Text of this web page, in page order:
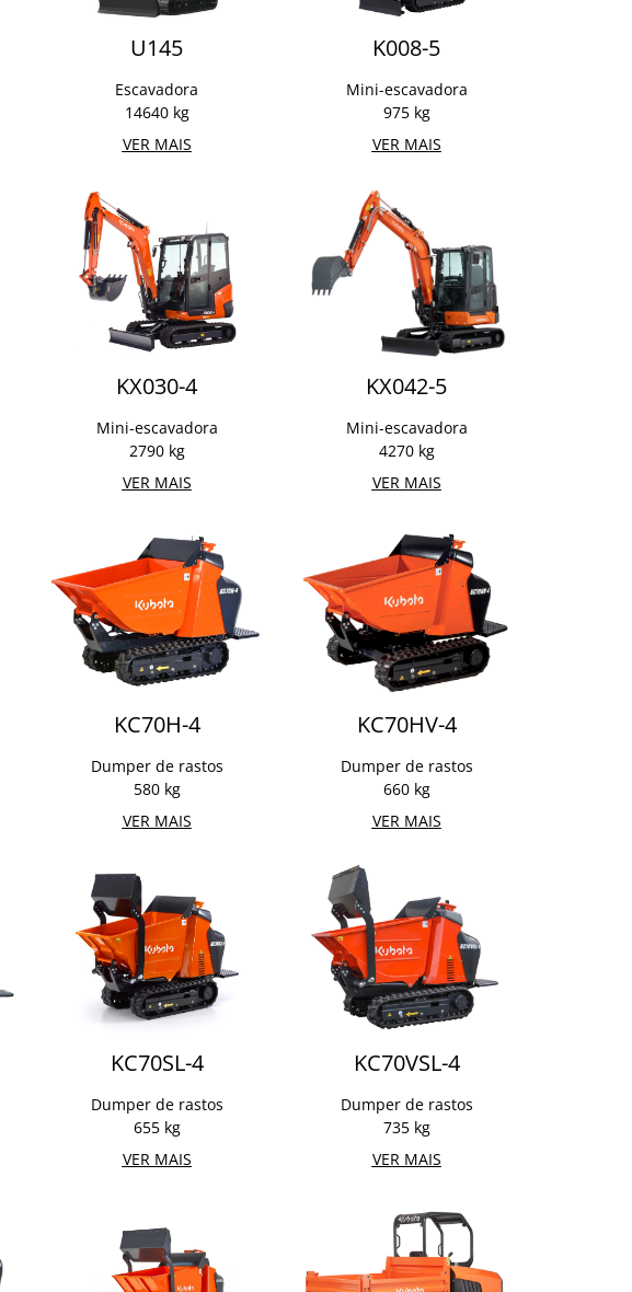
U145
Escavadora
14640 kg
VER MAIS
K008-5
Mini-escavadora
975 kg
VER MAIS
KX030-4
Mini-escavadora
2790 kg
VER MAIS
KX042-5
Mini-escavadora
4270 kg
VER MAIS
KC70H-4
Dumper de rastos
580 kg
VER MAIS
KC70HV-4
Dumper de rastos
660 kg
VER MAIS
KC70SL-4
Dumper de rastos
655 kg
VER MAIS
KC70VSL-4​
Dumper de rastos
735 kg
VER MAIS